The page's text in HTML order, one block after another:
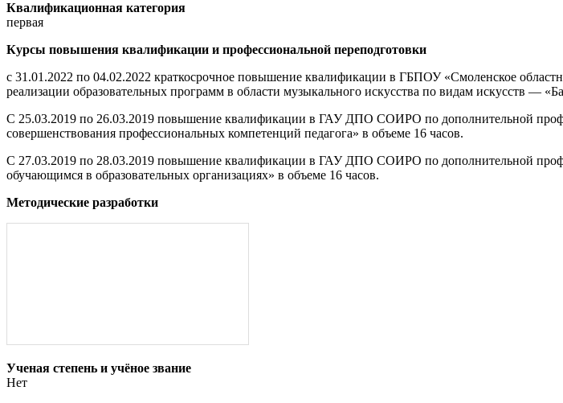
Квалификационная категория
первая
Курсы повышения квалификации и профессиональной переподготовки
с 31.01.2022 по 04.02.2022 краткосрочное повышение квалификации в ГБПОУ «Смоленское
реализации образовательных программ в области музыкального искусства по видам искусств —
С 25.03.2019 по 26.03.2019 повышение квалификации в ГАУ ДПО СОИРО по дополнительной
совершенствования профессиональных компетенций педагога» в объеме 16 часов.
С 27.03.2019 по 28.03.2019 повышение квалификации в ГАУ ДПО СОИРО по дополнительной
обучающимся в образовательных организациях» в объеме 16 часов.
Методические разработки
Ученая степень и учёное звание
Нет